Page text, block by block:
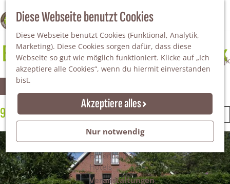
Diese Webseite benutzt Cookies
Diese Webseite benutzt Cookies (Funktional, Analytik,
Marketing). Diese Cookies sorgen dafür, dass diese
Webseite so gut wie möglich funktioniert. Klicke auf „Ich
akzeptiere alle Cookies“, wenn du hiermit einverstanden
bist.
Akzeptiere alles
Nur notwendig
100% WINTERSWIJK
S
u
c
h
e
n
M
e
n
ü
Da staunt man!
Freiheitsbäume
Natur
Naturgebiete
Nationaler Landschaftspark Winterswijk
Der Steingrube
Gärten & Parks
Übernachten
Campingplätze & Ferienparks
Gruppenunterkünfte
Bed & Breakfasts
Ferienhäuser
Hotels
Veranstaltungen
Bed & Breakfasts in Winterswijk
W
a
s
m
o
r
t
e
r
e
n
9 Ergebnisse
S
r
t
i
e
r